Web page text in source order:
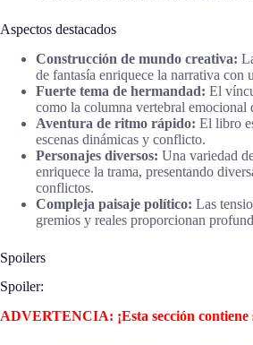
Aspectos destacados
Construcción de mundo creativa:
de fantasía enriquece la narrativa con
Fuerte tema de hermandad: El
como la columna vertebral emocional
Aventura de ritmo rápido: El libro
escenas dinámicas y conflicto.
Personajes diversos: Una variedad
enriquece la trama, presentando
conflictos.
Compleja paisaje político: Las
gremios y reales proporcionan
Spoilers
Spoiler:
ADVERTENCIA: ¡Esta sección contiene